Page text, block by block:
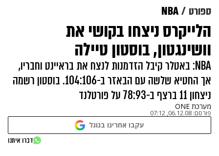
ספורט NBA
הלייקרס ניצחו בקושי את
וושינגטון, בוסטון טיילה
NBA: באטלר קיבל הזדמנות לנצח את בראיינט וחבריו,
אך החטיא שלשה עם הבאזר ב-104:106. בוסטון רשמה
ניצחון 11 ברצף ב-78:93 על פורטלנד
מערכת ONE
פורסם: 06.12.08, 07:12
עקבו אחרינו בגוגל
דברו איתנו